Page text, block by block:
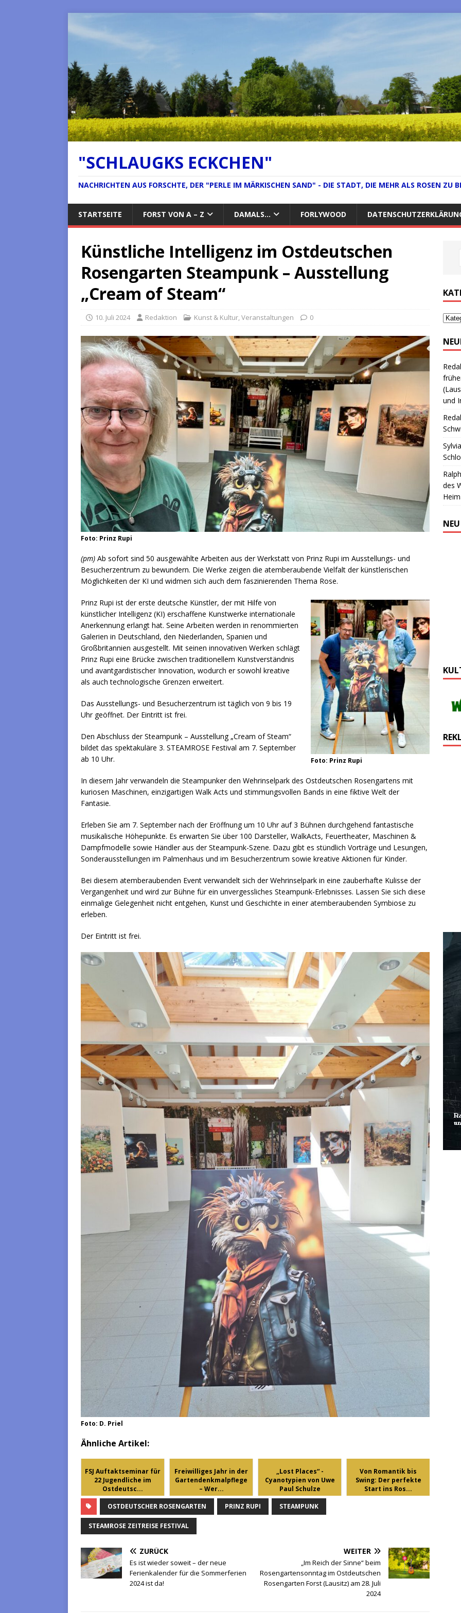
"SCHLAUGKS ECKCHEN"
NACHRICHTEN AUS FORSCHTE, DER "PERLE IM MÄRKISCHEN SAND" - DIE STADT, DIE MEHR ALS ROSEN ZU
STARTSEITE FORST VON A – Z DAMALS… FORLYWOOD
Künstliche Intelligenz im Ostdeutschen
Rosengarten Steampunk – Ausstellung
„Cream of Steam“
10. Juli 2024 Redaktion Kunst & Kultur,Veranstaltungen 0
Foto: Prinz Rupi
(pm) Ab sofort sind 50 ausgewählte Arbeiten aus der Werkstatt von Prinz Rupi im Ausstellungs- und
Besucherzentrum zu bewundern. Die Werke zeigen die atemberaubende Vielfalt der künstlerischen
Möglichkeiten der KI und widmen sich auch dem faszinierenden Thema Rose.
Foto: Prinz Rupi
Prinz Rupi ist der erste deutsche Künstler, der mit Hilfe von
künstlicher Intelligenz (KI) erschaffene Kunstwerke internationale
Anerkennung erlangt hat. Seine Arbeiten werden in renommierten
Galerien in Deutschland, den Niederlanden, Spanien und
Großbritannien ausgestellt. Mit seinen innovativen Werken schlägt
Prinz Rupi eine Brücke zwischen traditionellem Kunstverständnis
und avantgardistischer Innovation, wodurch er sowohl kreative
als auch technologische Grenzen erweitert.
Das Ausstellungs- und Besucherzentrum ist täglich von 9 bis 19
Uhr geöffnet. Der Eintritt ist frei.
Den Abschluss der Steampunk – Ausstellung „Cream of Steam“
bildet das spektakuläre 3. STEAMROSE Festival am 7. September
ab 10 Uhr.
In diesem Jahr verwandeln die Steampunker den Wehrinselpark des Ostdeutschen Rosengartens mit
kuriosen Maschinen, einzigartigen Walk Acts und stimmungsvollen Bands in eine fiktive Welt der
Fantasie.
Erleben Sie am 7. September nach der Eröffnung um 10 Uhr auf 3 Bühnen durchgehend fantastische
musikalische Höhepunkte. Es erwarten Sie über 100 Darsteller, WalkActs, Feuertheater, Maschinen &
Dampfmodelle sowie Händler aus der Steampunk-Szene. Dazu gibt es stündlich Vorträge und Lesungen,
Sonderausstellungen im Palmenhaus und im Besucherzentrum sowie kreative Aktionen für Kinder.
Bei diesem atemberaubenden Event verwandelt sich der Wehrinselpark in eine zauberhafte Kulisse der
Vergangenheit und wird zur Bühne für ein unvergessliches Steampunk-Erlebnisses. Lassen Sie sich diese
einmalige Gelegenheit nicht entgehen, Kunst und Geschichte in einer atemberaubenden Symbiose zu
erleben.
Der Eintritt ist frei.
Foto: D. Priel
Ähnliche Artikel:
FSJ Auftaktseminar für
22 Jugendliche im
Ostdeutsc...
Freiwilliges Jahr in der
Gartendenkmalpflege
– Wer...
„Lost Places“ -
Cyanotypien von Uwe
Paul Schulze
Von Romantik bis
Swing: Der perfekte
Start ins Ros...
OSTDEUTSCHER ROSENGARTEN
PRINZ RUPI STEAMPUNK
STEAMROSE ZEITREISE FESTIVAL
ZURÜCK
Es ist wieder soweit – der neue
Ferienkalender für die Sommerferien
2024 ist da!
WEITER
„Im Reich der Sinne“ beim
Rosengartensonntag im Ostdeutschen
Rosengarten Forst (Lausitz) am 28. Juli
2024
und
Sylvia
des